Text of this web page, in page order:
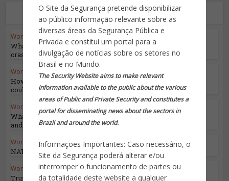
O Site da Segurança pretende disponibilizar
ao público informação relevante sobre as
diversas áreas da Segurança Pública e
Privada e constitui um portal para a
divulgação de notícias sobre os setores no
Brasil e no Mundo.
The Security Website aims to make relevant
information available to the public about the various
areas of Public and Private Security and constitutes a
portal for disseminating news about the sectors in
Brazil and around the world.
Informações Importantes: Caso necessário, o
Site da Segurança poderá alterar e/ou
interromper o funcionamento de partes ou
da totalidade deste website a qualquer
Leia também
World Highlights
What we know about deadly Iran helicopter
crash
World Highlights
How will Israel respond to Iran’s attack and
could it...
World Highlights
What We Know About Iran’s Attack on Israel
and What...
World Highlights
NATO’s 75th Anniversary
World Highlights
Trump Has a Master Plan for Destroying the